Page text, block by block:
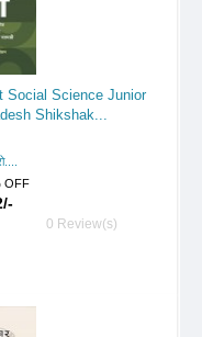
Social Science Junior
Shikshak...
OFF
0 Review(s)